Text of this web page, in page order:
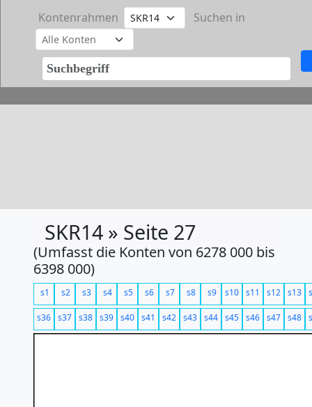
Kontenrahmen Suchen in
SKR14 » Seite 27
(Umfasst die Konten von 6278 000 bis
6398 000)
s1 s2 s3 s4 s5 s6 s7 s8 s9 s10 s11 s12 s13
s36 s37 s38 s39 s40 s41 s42 s43 s44 s45 s46 s47 s48